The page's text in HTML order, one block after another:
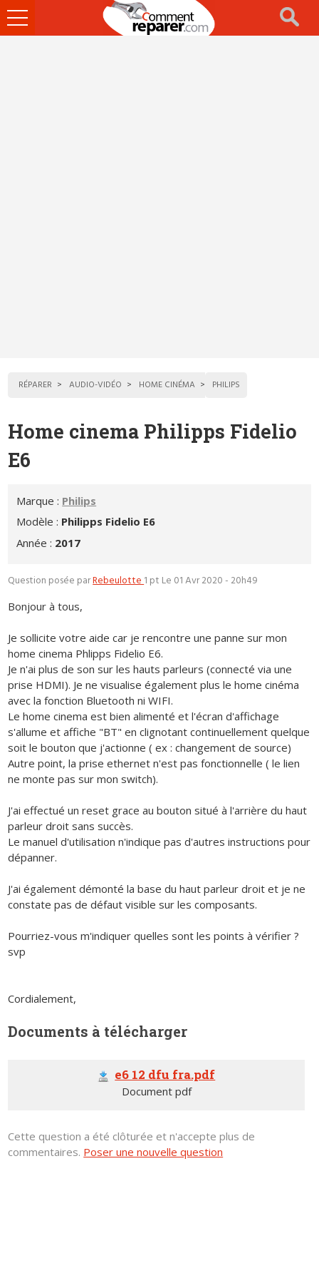
Ouvrir
le
RÉPARER AUDIO-VIDÉO HOME CINÉMA PHILIPS
Home cinema Philipps Fidelio
E6
Marque : Philips
Modèle : Philipps Fidelio E6
Année : 2017
Question posée parRebeulotte1 pt Le 01 Avr 2020 - 20h49
Bonjour à tous,
Je sollicite votre aide car je rencontre une panne sur mon
home cinema Phlipps Fidelio E6.
Je n'ai plus de son sur les hauts parleurs (connecté via une
prise HDMI). Je ne visualise également plus le home cinéma
avec la fonction Bluetooth ni WIFI.
Le home cinema est bien alimenté et l'écran d'affichage
s'allume et affiche "BT" en clignotant continuellement quelque
soit le bouton que j'actionne ( ex : changement de source)
Autre point, la prise ethernet n'est pas fonctionnelle ( le lien
ne monte pas sur mon switch).
J'ai effectué un reset grace au bouton situé à l'arrière du haut
parleur droit sans succès.
Le manuel d'utilisation n'indique pas d'autres instructions pour
dépanner.
J'ai également démonté la base du haut parleur droit et je ne
constate pas de défaut visible sur les composants.
Pourriez-vous m'indiquer quelles sont les points à vérifier ?
svp
Cordialement,
Documents à télécharger
e6 12 dfu fra.pdf
Document pdf
Cette question a été clôturée et n'accepte plus de
commentaires. Poser une nouvelle question